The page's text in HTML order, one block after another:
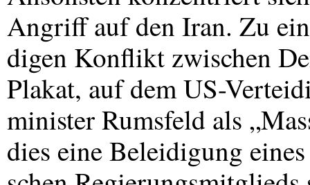
Angriff auf den Iran. Zu
digen Konflikt zwischen
Plakat, auf dem US-
minister Rumsfeld als
dies eine Beleidigung